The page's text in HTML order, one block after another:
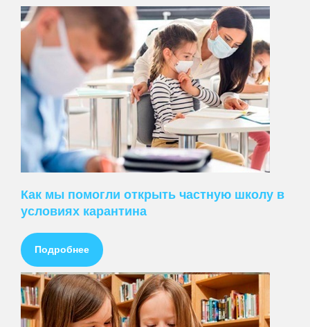
Как мы помогли открыть частную школу в
условиях карантина
Подробнее